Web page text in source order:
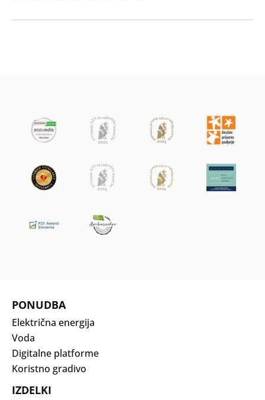
PONUDBA
Električna energija
Voda
Digitalne platforme
Koristno gradivo
IZDELKI